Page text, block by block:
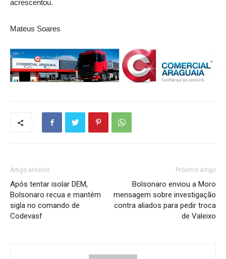
acrescentou.
Mateus Soares
Artigo anterior
Após tentar isolar DEM,
Bolsonaro recua e mantém
sigla no comando de
Codevasf
Próximo artigo
Bolsonaro enviou a Moro
mensagem sobre investigação
contra aliados para pedir troca
de Valeixo